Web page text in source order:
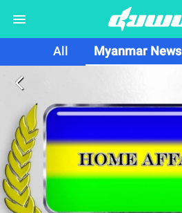
All Myanmar News
arrow_back_ios